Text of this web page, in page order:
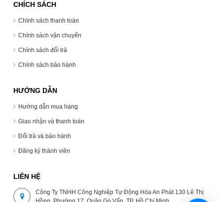
CHÍCH SÁCH
Chính sách thanh toán
Chính sách vận chuyển
Chính sách đổi trả
Chính sách bảo hành
HƯỚNG DẪN
Hướng dẫn mua hàng
Giao nhận và thanh toán
Đổi trả và bảo hành
Đăng ký thành viên
LIÊN HỆ
Công Ty TNHH Công Nghiệp Tự Động Hóa An Phát 130 Lê Thị